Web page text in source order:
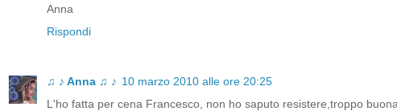
Anna
Rispondi
♫ ♪ Anna ♫ ♪ 10 marzo 2010 alle ore 20:25
L'ho fatta per cena Francesco, non ho saputo resistere,troppo